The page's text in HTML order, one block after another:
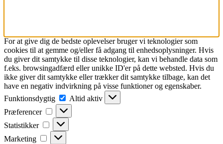
For at give dig de bedste oplevelser bruger vi teknologier som
cookies til at gemme og/eller få adgang til enhedsoplysninger. Hvis
du giver dit samtykke til disse teknologier, kan vi behandle data som
f.eks. browsingadfærd eller unikke ID'er på dette websted. Hvis du
ikke giver dit samtykke eller trækker dit samtykke tilbage, kan det
have en negativ indvirkning på visse funktioner og egenskaber.
Funktionsdygtig
Funktionsdygtig
Altid aktiv
Præferencer
Præferencer
Statistikker Statistikker
Marketing Marketing